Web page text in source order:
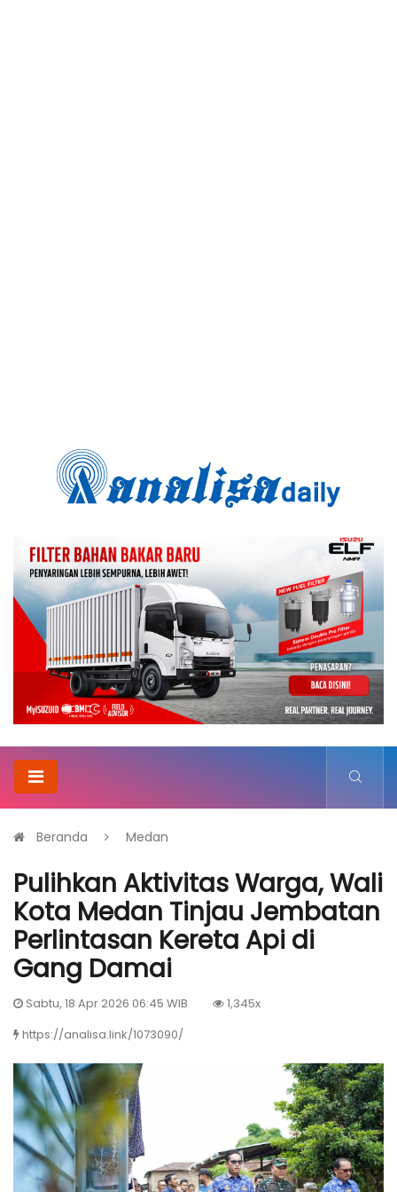
Beranda Medan
Pulihkan Aktivitas Warga, Wali
Kota Medan Tinjau Jembatan
Perlintasan Kereta Api di
Gang Damai
Sabtu, 18 Apr 2026 06:45 WIB
1,345x
https://analisa.link/1073090/